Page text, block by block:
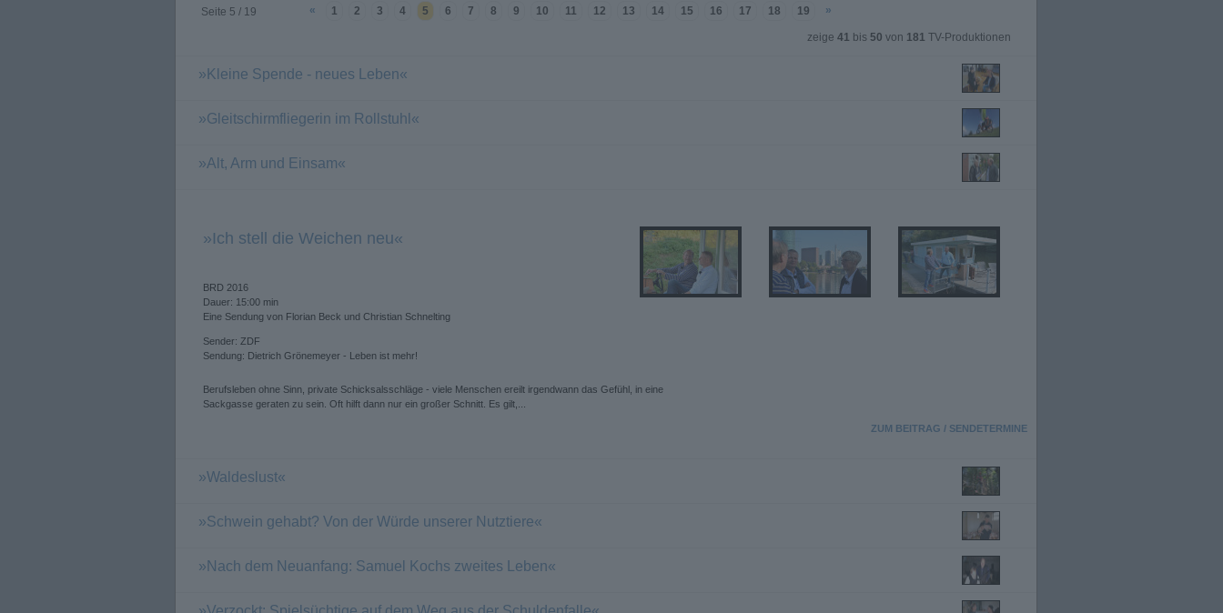
Seite 5 / 19 « 1 2 3 4 5 6 7 8 9 10 11 12 13 14 15 16 17 18 19 »
zeige 41 bis 50 von 181 TV-Produktionen
»Kleine Spende - neues Leben«
»Gleitschirmfliegerin im Rollstuhl«
»Alt, Arm und Einsam«
»Ich stell die Weichen neu«
BRD 2016
Dauer: 15:00 min
Eine Sendung von Florian Beck und Christian Schnelting
Sender: ZDF
Sendung: Dietrich Grönemeyer - Leben ist mehr!
Berufsleben ohne Sinn, private Schicksalsschläge - viele Menschen ereilt irgendwann das Gefühl, in eine
Sackgasse geraten zu sein. Oft hilft dann nur ein großer Schnitt. Es gilt,...
ZUM BEITRAG / SENDETERMINE
»Waldeslust«
»Schwein gehabt? Von der Würde unserer Nutztiere«
»Nach dem Neuanfang: Samuel Kochs zweites Leben«